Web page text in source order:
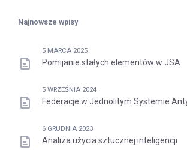
Najnowsze wpisy
5 MARCA 2025
Pomijanie stałych elementów w JSA
5 WRZEŚNIA 2024
Federacje w Jednolitym Systemie
6 GRUDNIA 2023
Analiza użycia sztucznej inteligencji